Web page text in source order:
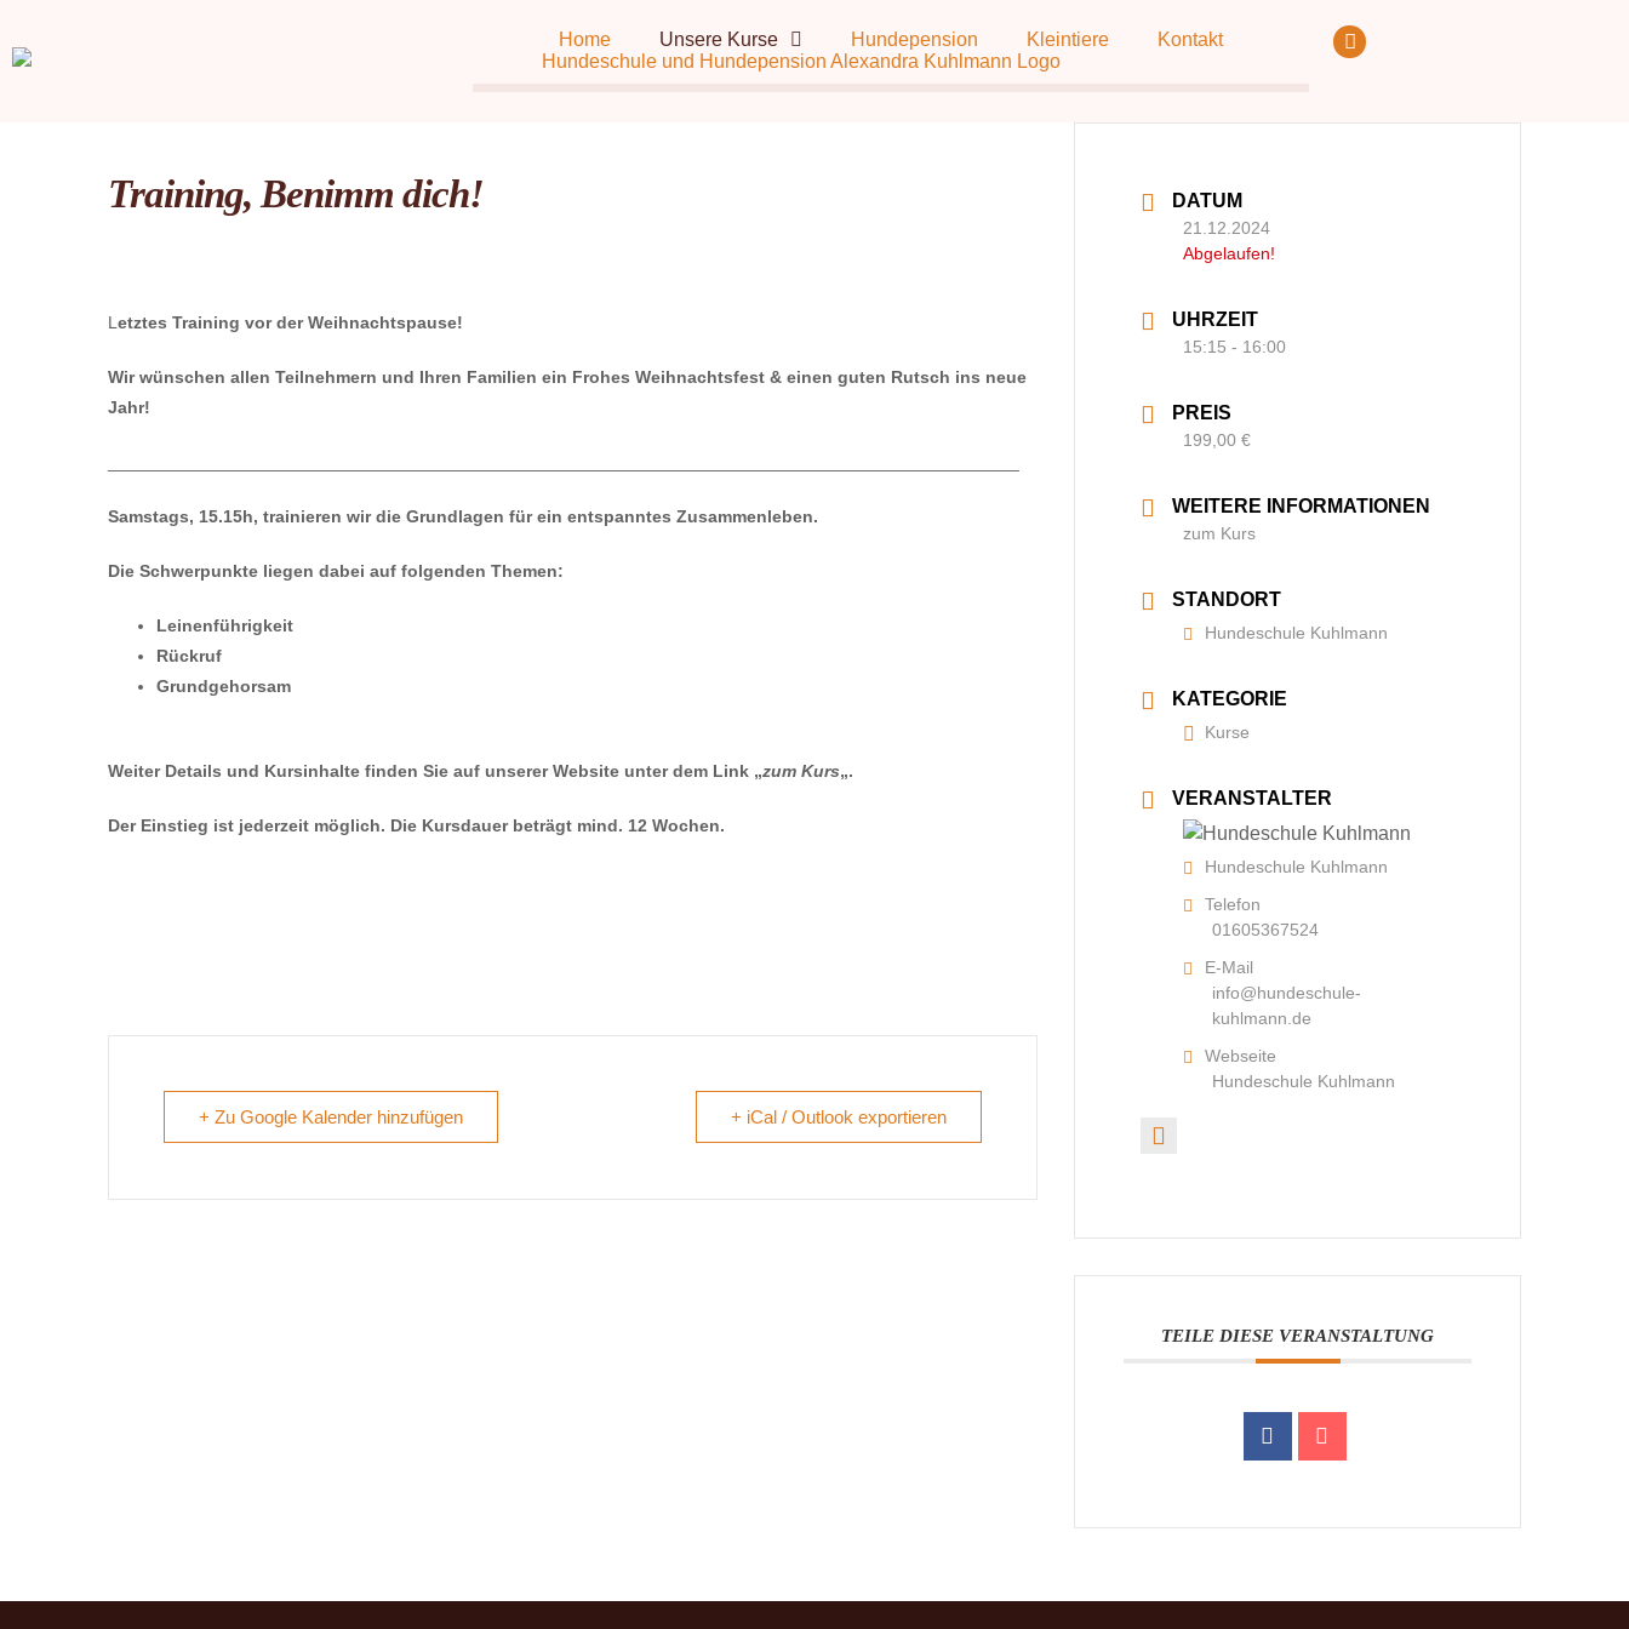
Home Unsere Kurse Hundepension Kleintiere Kontakt
Training, Benimm dich!
L etztes Training vor der Weihnachtspause!
Wir wünschen allen Teilnehmern und Ihren Familien ein Frohes Weihnachtsfest & einen guten Rutsch ins neue
Jahr!
Samstags, 15.15h, trainieren wir die Grundlagen für ein entspanntes Zusammenleben.
Die Schwerpunkte liegen dabei auf folgenden Themen:
Leinenführigkeit
Rückruf
Grundgehorsam
Weiter Details und Kursinhalte finden Sie auf unserer Website unter dem Link „zum Kurs„.
Der Einstieg ist jederzeit möglich. Die Kursdauer beträgt mind. 12 Wochen.
+ Zu Google Kalender hinzufügen + iCal / Outlook exportieren
DATUM
21.12.2024
Abgelaufen!
UHRZEIT
15:15 - 16:00
PREIS
199,00 €
WEITERE INFORMATIONEN
zum Kurs
STANDORT
Hundeschule Kuhlmann
KATEGORIE
Kurse
VERANSTALTER
Hundeschule Kuhlmann
Telefon
01605367524
E-Mail
info@hundeschule-
kuhlmann.de
Webseite
Hundeschule Kuhlmann
TEILE DIESE VERANSTALTUNG